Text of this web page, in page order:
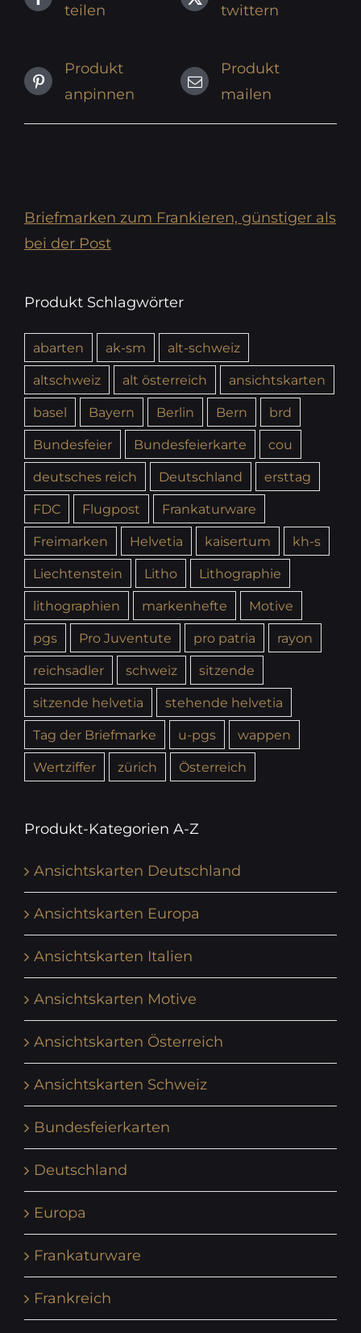
teilen
twittern
Produkt
anpinnen
Produkt
mailen
Briefmarken zum Frankieren, günstiger als
bei der Post
Produkt Schlagwörter
abarten ak-sm
alt-schweiz
altschweiz
alt österreich
ansichtskarten
basel
Bayern Berlin Bern
brd
Bundesfeier
Bundesfeierkarte
cou
deutsches reich
Deutschland
ersttag
FDC
Flugpost
Frankaturware
Freimarken
Helvetia kaisertum
kh-s
Liechtenstein
Litho
Lithographie
lithographien
markenhefte
Motive
pgs
Pro Juventute pro patria
rayon
reichsadler
schweiz
sitzende
sitzende helvetia
stehende helvetia
Tag der Briefmarke
u-pgs
wappen
Wertziffer
zürich Österreich
Produkt-Kategorien A-Z
Ansichtskarten Deutschland
Ansichtskarten Europa
Ansichtskarten Italien
Ansichtskarten Motive
Ansichtskarten Österreich
Ansichtskarten Schweiz
Bundesfeierkarten
Deutschland
Europa
Frankaturware
Frankreich